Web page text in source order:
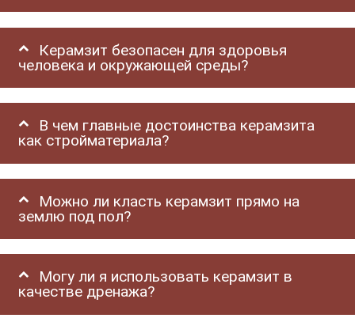
Керамзит безопасен для здоровья
человека и окружающей среды?
В чем главные достоинства керамзита
как стройматериала?
Можно ли класть керамзит прямо на
землю под пол?
Могу ли я использовать керамзит в
качестве дренажа?